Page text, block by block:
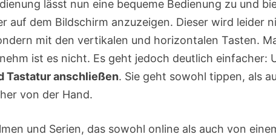
lässt nun eine bequeme Bedienung zu und
auf dem Bildschirm anzuzeigen. Dieser wird leider
mit den vertikalen und horizontalen Tasten.
ist es nicht. Es geht jedoch deutlich einfacher:
Tastatur anschließen. Sie geht sowohl tippen, als
von der Hand.
und Serien, das sowohl online als auch von